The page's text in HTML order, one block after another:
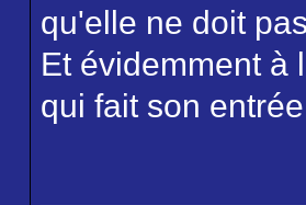
qu'elle ne doit
Et évidemment à
qui fait son